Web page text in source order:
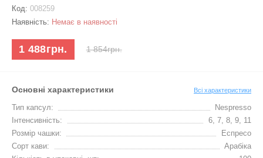
Код: 008259
Наявність: Немає в наявності
1 488грн. 1 854грн.
Основні характеристики Всі характеристики
Тип капсул:
Nespresso
Інтенсивність:
6, 7, 8, 9, 11
Розмір чашки:
Еспресо
Сорт кави:
Арабіка